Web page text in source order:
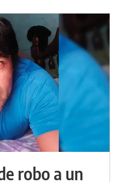
robo a un